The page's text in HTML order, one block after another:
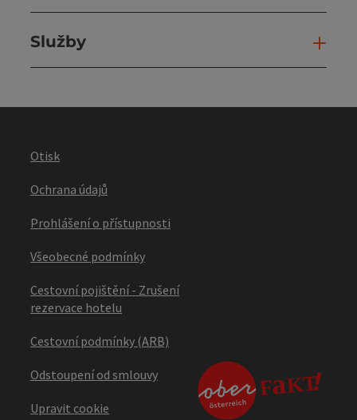
Služby
Otisk
Ochrana údajů
Prohlášení o přístupnosti
Všeobecné podmínky
Cestovní pojištění - Zrušení
rezervace hotelu
Cestovní podmínky (ARB)
Odstoupení od smlouvy
Upravit cookie